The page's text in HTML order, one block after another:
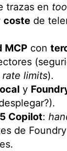
trazas en
coste de
MCP con
rate limits).
y
Copilot:
de